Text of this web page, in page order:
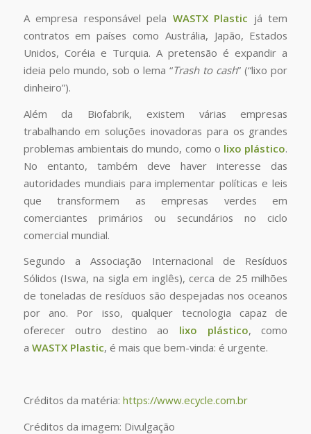
A empresa responsável pela WASTX Plastic já tem
contratos em países como Austrália, Japão, Estados
Unidos, Coréia e Turquia. A pretensão é expandir a
ideia pelo mundo, sob o lema “Trash to cash” (“lixo por
dinheiro”).
Além da Biofabrik, existem várias empresas
trabalhando em soluções inovadoras para os grandes
problemas ambientais do mundo, como o lixo plástico.
No entanto, também deve haver interesse das
autoridades mundiais para implementar políticas e leis
que transformem as empresas verdes em
comerciantes primários ou secundários no ciclo
comercial mundial.
Segundo a Associação Internacional de Resíduos
Sólidos (Iswa, na sigla em inglês), cerca de 25 milhões
de toneladas de resíduos são despejadas nos oceanos
por ano. Por isso, qualquer tecnologia capaz de
oferecer outro destino ao lixo plástico, como
a WASTX Plastic, é mais que bem-vinda: é urgente.
Créditos da matéria: https://www.ecycle.com.br
Créditos da imagem: Divulgação